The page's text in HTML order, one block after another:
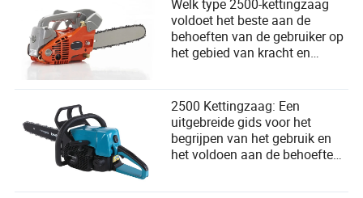
Welk type 2500-kettingzaag
voldoet het beste aan de
behoeften van de gebruiker op
het gebied van kracht en
2500 Kettingzaag: Een
uitgebreide gids voor het
begrijpen van het gebruik en
het voldoen aan de behoeften